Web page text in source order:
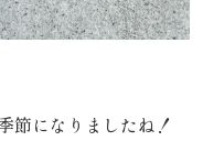
節になりましたね！